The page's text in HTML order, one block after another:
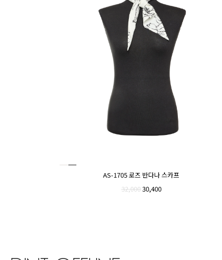
AS-1705 로즈 반다나 스카프
32,00030,400